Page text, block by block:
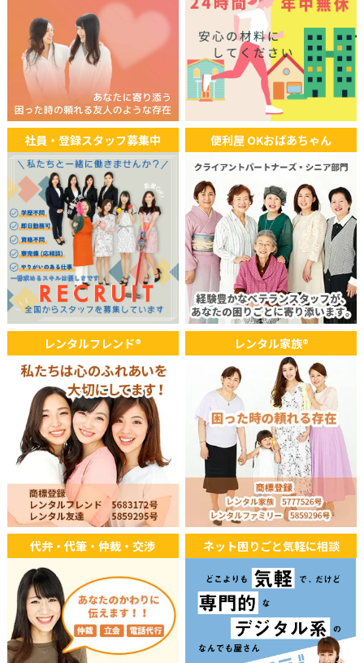
2025年08月18日
エフエムラジオ番組「レコレール 」にてクライアントパートナ
ーズの代行サービスが紹介されました。
2025年08月07日
TV
ABEMA Prime(アベマプライム)「高齢者の仕事」にてOKおば
あちゃんが出演しました。
2025年08月03日
WEB
オーストラリア ABCのウェブニュースにて記事が掲載されまし
た。
2025年07月31日
TV
読売テレビ「かんさい情報ネットten. アナタの味方！お役に立
ちます！」にて放送されました。
社員・登録スタッフ募集中 便利屋 OKおばあちゃん
レンタルフレンド® レンタル家族®
代弁・代筆・仲裁・交渉 ネット困りごと気軽に相談